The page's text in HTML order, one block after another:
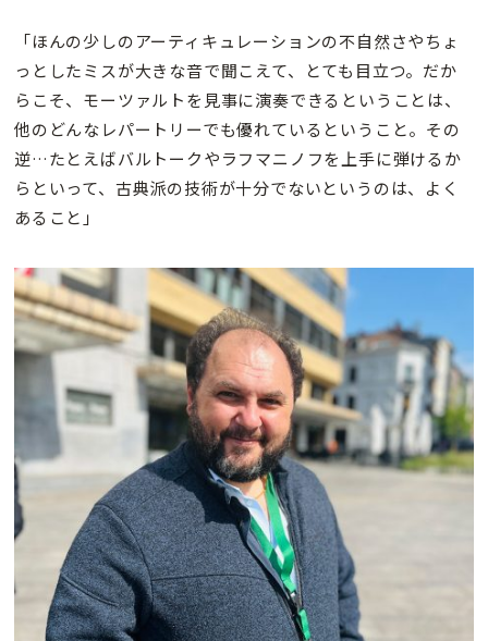
「ほんの少しのアーティキュレーションの不自然さやちょ
っとしたミスが大きな音で聞こえて、とても目立つ。だか
らこそ、モーツァルトを見事に演奏できるということは、
他のどんなレパートリーでも優れているということ。その
逆…たとえばバルトークやラフマニノフを上手に弾けるか
らといって、古典派の技術が十分でないというのは、よく
あること」